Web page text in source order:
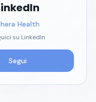
Health
su LinkedIn
Segui